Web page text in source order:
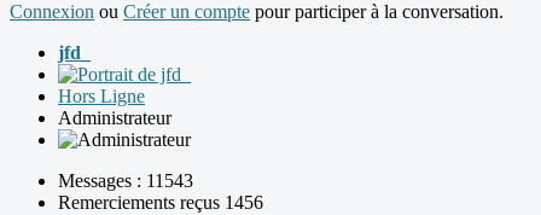
Connexion ou Créer un compte pour participer à la conversation.
jfd_
Hors Ligne
Administrateur
Messages : 11543
Remerciements reçus 1456